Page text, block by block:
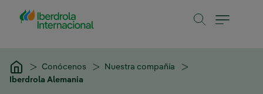
Saltar al contenido principal
Conócenos
Nuestra compañía
Iberdrola Alemania